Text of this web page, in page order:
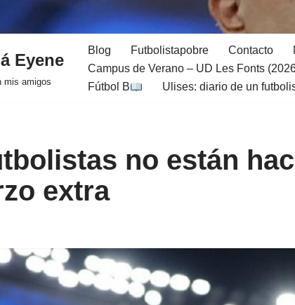
Eyene
mis amigos
Blog Futbolistapobre Contacto
Campus de Verano – UD Les Fonts
Fútbol B
Ulises: diario de un
no están
extra